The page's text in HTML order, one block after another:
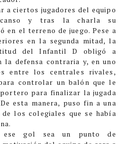
a ciertos jugadores del equipo
y tras la charla su
en el terreno de juego. Pese a
en la segunda mitad, la
del Infantil D obligó a
la defensa contraria y, en uno
entre los centrales rivales,
controlar un balón que le
para finalizar la jugada
esta manera, puso fin a una
de los colegiales que se había
ese gol sea un punto de